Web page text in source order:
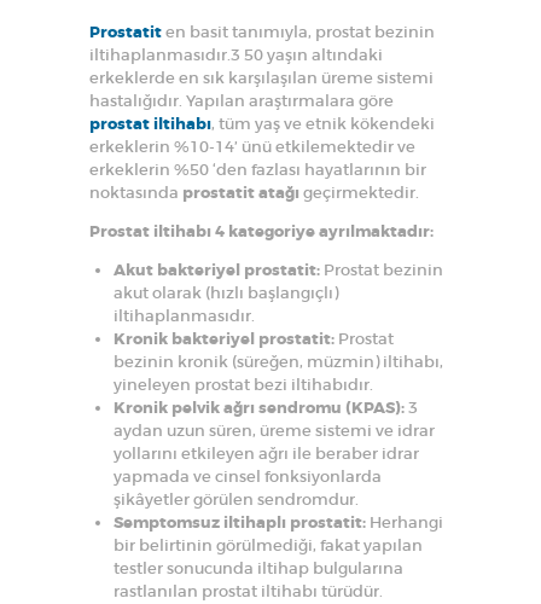
Prostatiten basit tanımıyla, prostat bezinin
iltihaplanmasıdır.3 50 yaşın altındaki
erkeklerde en sık karşılaşılan üreme sistemi
hastalığıdır. Yapılan araştırmalara göre
prostat iltihabı, tüm yaş ve etnik kökendeki
erkeklerin %10-14’ ünü etkilemektedir ve
erkeklerin %50 ‘den fazlası hayatlarının bir
noktasında prostatit atağı geçirmektedir.
Prostat iltihabı 4 kategoriye ayrılmaktadır:
Akut bakteriyel prostatit:Prostat bezinin
akut olarak (hızlı başlangıçlı)
iltihaplanmasıdır.
Kronik bakteriyel prostatit:Prostat
bezinin kronik (süreğen, müzmin) iltihabı,
yineleyen prostat bezi iltihabıdır.
Kronik pelvik ağrı sendromu (KPAS):3
aydan uzun süren, üreme sistemi ve idrar
yollarını etkileyen ağrı ile beraber idrar
yapmada ve cinsel fonksiyonlarda
şikâyetler görülen sendromdur.
Semptomsuz iltihaplı prostatit:Herhangi
bir belirtinin görülmediği, fakat yapılan
testler sonucunda iltihap bulgularına
rastlanılan prostat iltihabı türüdür.